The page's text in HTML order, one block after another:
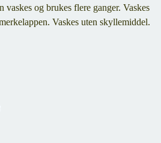
og brukes flere ganger. Vaskes
Vaskes uten skyllemiddel.